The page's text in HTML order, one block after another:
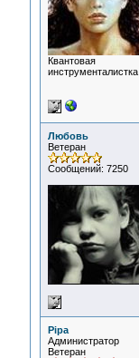
Квантовая
инструменталистка
Любовь
Ветеран
Сообщений: 7250
Pipa
Администратор
Ветеран